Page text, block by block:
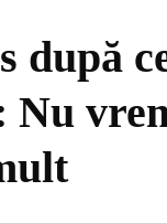
după
Nu